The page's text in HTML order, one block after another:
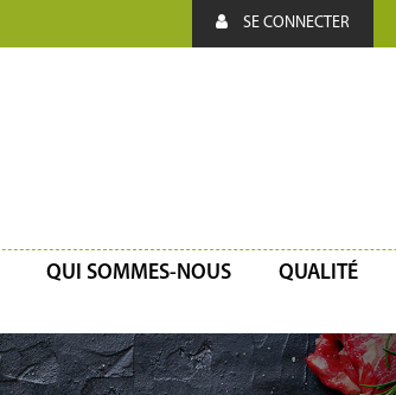
SE CONNECTER
QUI SOMMES-NOUS QUALITÉ